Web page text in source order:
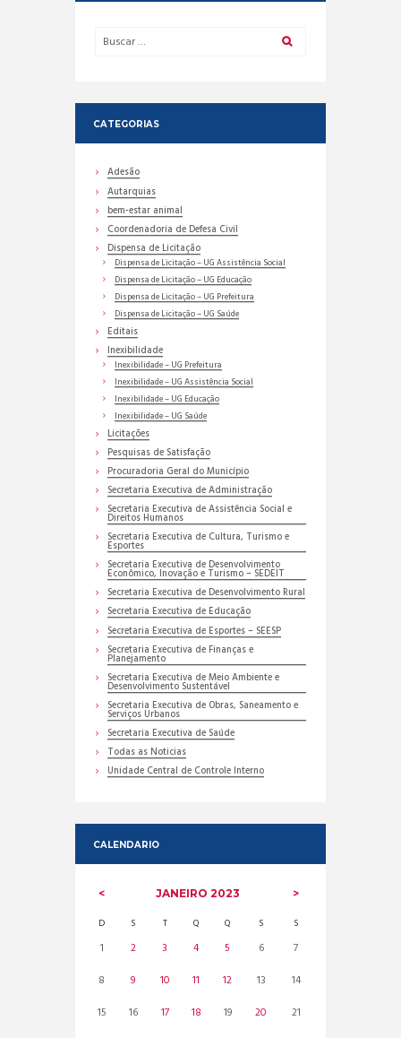
CATEGORIAS
Adesão
Autarquias
bem-estar animal
Coordenadoria de Defesa Civil
Dispensa de Licitação
Dispensa de Licitação – UG Assistência Social
Dispensa de Licitação – UG Educação
Dispensa de Licitação – UG Prefeitura
Dispensa de Licitação – UG Saúde
Editais
Inexibilidade
Inexibilidade – UG Prefeitura
Inexibilidade – UG Assistência Social
Inexibilidade – UG Educação
Inexibilidade – UG Saúde
Licitações
Pesquisas de Satisfação
Procuradoria Geral do Município
Secretaria Executiva de Administração
Secretaria Executiva de Assistência Social e
Direitos Humanos
Secretaria Executiva de Cultura, Turismo e
Esportes
Secretaria Executiva de Desenvolvimento
Econômico, Inovação e Turismo – SEDEIT
Secretaria Executiva de Desenvolvimento Rural
Secretaria Executiva de Educação
Secretaria Executiva de Esportes – SEESP
Secretaria Executiva de Finanças e
Planejamento
Secretaria Executiva de Meio Ambiente e
Desenvolvimento Sustentável
Secretaria Executiva de Obras, Saneamento e
Serviços Urbanos
Secretaria Executiva de Saúde
Todas as Noticias
Unidade Central de Controle Interno
CALENDARIO
JANEIRO2023
D S T Q Q S S
1 2 3 4 5 6
7
8
9 10 11 12 13
14
15
16 17 18 19 20
21